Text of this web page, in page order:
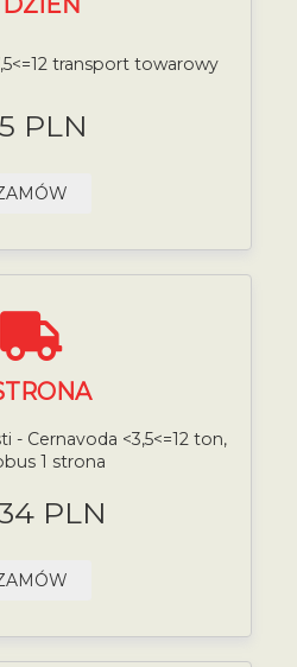
transport towarowy
PLN
Cernavoda <3,5<=12 ton,
1 strona
PLN